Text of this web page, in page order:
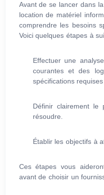
Avant de se lancer dans
location de matériel
comprendre les besoins
Voici quelques étapes à
Effectuer une
courantes et des
spécifications
Définir clairement le
résoudre.
Établir les objectifs à
Ces étapes vous
avant de choisir un